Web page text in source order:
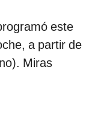
este
a partir de
Miras